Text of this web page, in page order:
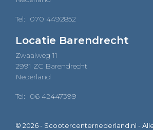
Tel: 070 4492852
Locatie Barendrecht
Zwaalweg 11
2991 ZC Barendrecht
Nederland
Tel: 06 42447399
© 2026 - Scootercenternederland.nl -